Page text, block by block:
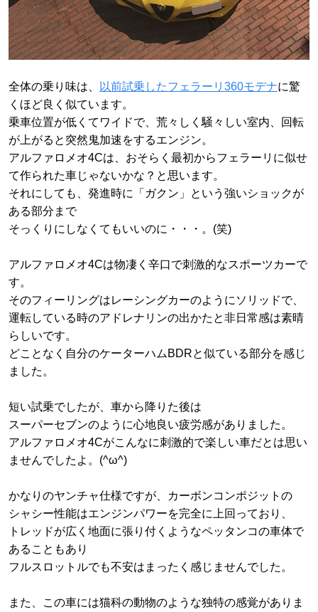
全体の乗り味は、 以前試乗したフェラーリ360モデナに驚
くほど良く似ています。
乗車位置が低くてワイドで、荒々しく騒々しい室内、回転
が上がると突然鬼加速をするエンジン。
アルファロメオ4Cは、おそらく最初からフェラーリに似せ
て作られた車じゃないかな？と思います。
それにしても、発進時に「ガクン」という強いショックが
ある部分まで
そっくりにしなくてもいいのに・・・。(笑)
アルファロメオ4Cは物凄く辛口で刺激的なスポーツカーで
す。
そのフィーリングはレーシングカーのようにソリッドで、
運転している時のアドレナリンの出かたと非日常感は素晴
らしいです。
どことなく自分のケーターハムBDRと似ている部分を感じ
ました。
短い試乗でしたが、車から降りた後は
スーパーセブンのように心地良い疲労感がありました。
アルファロメオ4Cがこんなに刺激的で楽しい車だとは思い
ませんでしたよ。(^ω^)
かなりのヤンチャ仕様ですが、カーボンコンポジットの
シャシー性能はエンジンパワーを完全に上回っており、
トレッドが広く地面に張り付くようなペッタンコの車体で
あることもあり
フルスロットルでも不安はまったく感じませんでした。
また、この車には猫科の動物のような独特の感覚がありま